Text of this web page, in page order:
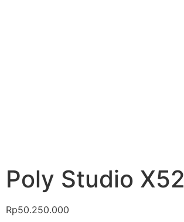
Poly Studio X52
Rp50.250.000